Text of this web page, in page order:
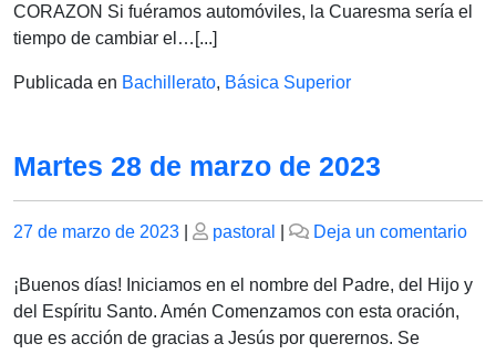
CORAZON Si fuéramos automóviles, la Cuaresma sería el
tiempo de cambiar el…[...]
Publicada en Bachillerato, Básica Superior
Martes 28 de marzo de 2023
Publicado
27 de marzo de 2023
Publicado
pastoral Deja un comentarioen
28
¡Buenos días! Iniciamos en el nombre del Padre, del Hijo y
del Espíritu Santo. Amén Comenzamos con esta oración,
que es acción de gracias a Jesús por querernos. Se